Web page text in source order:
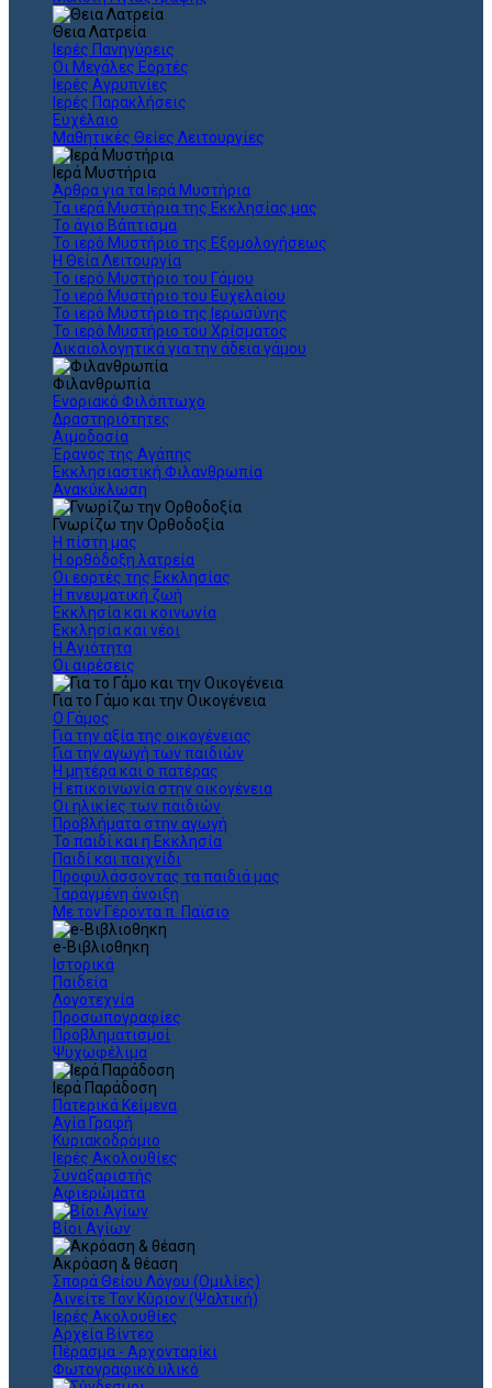
Θεια Λατρεία
Ιερές Πανηγύρεις
Οι Μεγάλες Εορτές
Ιερές Αγρυπνίες
Ιερές Παρακλήσεις
Ευχέλαιο
Μαθητικές Θείες Λειτουργίες
Ιερά Μυστήρια
Άρθρα για τα Ιερά Μυστήρια
Τα ιερά Μυστήρια της Εκκλησίας μας
Το άγιο Βάπτισμα
Το ιερό Μυστήριο της Εξομολογήσεως
Η Θεία Λειτουργία
Το ιερό Μυστήριο του Γάμου
Το ιερό Μυστήριο του Ευχελαίου
Το ιερό Μυστήριο της Ιερωσύνης
Το ιερό Μυστήριο του Χρίσματος
Δικαιολογητικά για την άδεια γάμου
Φιλανθρωπία
Ενοριακό Φιλόπτωχο
Δραστηριότητες
Αιμοδοσία
Έρανος της Αγάπης
Εκκλησιαστική Φιλανθρωπία
Ανακύκλωση
Γνωρίζω την Ορθοδοξία
Η πίστη μας
Η ορθόδοξη λατρεία
Οι εορτές της Εκκλησίας
Η πνευματική ζωή
Εκκλησία και κοινωνία
Εκκλησία και νέοι
Η Αγιότητα
Οι αιρέσεις
Για το Γάμο και την Οικογένεια
Ο Γάμος
Για την αξία της οικογένειας
Για την αγωγή των παιδιών
Η μητέρα και ο πατέρας
Η επικοινωνία στην οικογένεια
Οι ηλικίες των παιδιών
Προβλήματα στην αγωγή
Το παιδί και η Εκκλησία
Παιδί και παιχνίδι
Προφυλάσσοντας τα παιδιά μας
Ταραγμένη άνοιξη
Με τον Γέροντα π. Παϊσιο
e-Βιβλιοθηκη
Ιστορικά
Παιδεία
Λογοτεχνία
Προσωπογραφίες
Προβληματισμοί
Ψυχωφέλιμα
Ιερά Παράδοση
Πατερικά Κείμενα
Αγία Γραφή
Κυριακοδρόμιο
Ιερές Ακολουθίες
Συναξαριστής
Αφιερώματα
Βίοι Αγίων
Ακρόαση & θέαση
Σπορά Θείου Λόγου (Ομιλίες)
Αινείτε Τον Κύριον (Ψαλτική)
Ιερές Ακολουθίες
Αρχεία Βίντεο
Πέρασμα - Αρχονταρίκι
Φωτογραφικό υλικό